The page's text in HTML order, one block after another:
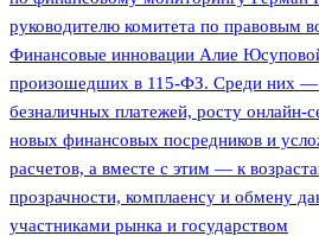
руководителю комитета по правовым
Финансовые инновации Алие
произошедших в 115-ФЗ. Среди них —
безналичных платежей, росту онлайн-
новых финансовых посредников и
расчетов, а вместе с этим — к
прозрачности, комплаенсу и обмену
участниками рынка и государством